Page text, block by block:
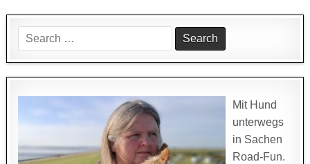
Search
for:
Mit Hund
unterwegs
in Sachen
Road-Fun.